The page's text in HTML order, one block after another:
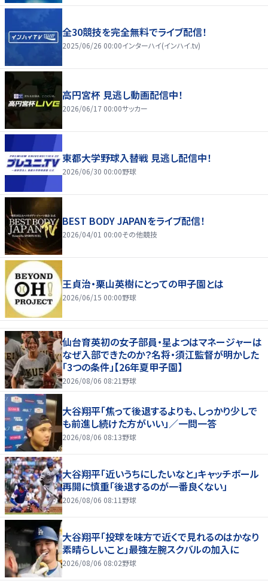
全30競技を完全無料でライブ配信！
2025/06/26 00:00インターハイ(インハイ.tv)
高円宮杯 見逃し動画配信中！
2026/06/17 00:00サッカー
東都大学野球入替戦 見逃し配信中！
2026/06/30 00:00野球
BEST BODY JAPANをライブ配信！
2026/04/01 00:00その他競技
王貞治・栗山英樹にとっての甲子園とは
2026/06/15 00:00野球
仙台育英初の女子部員・星よつはマネージャーは
なぜ入部できたのか？名将・須江監督が明かした
「3つの条件」【26年夏甲子園】
2026/08/06 08:21 野球
大谷翔平「焦って後退するよりも、しっかり少しで
も前進し続けた方がいい」／一問一答
2026/08/06 08:13野球
大谷翔平「近いうちにしたいなと」キャッチボール
再開に慎重「後退するのが一番良くない」
2026/08/06 08:11 野球
大谷翔平「投球を味方で近くで見れるのはかなり
素晴らしいこと」最強左腕スクバルの加入に
2026/08/06 08:02野球